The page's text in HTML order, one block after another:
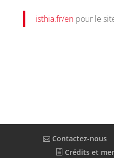
isthia.fr/enpour le
Contactez-nous
Crédits et